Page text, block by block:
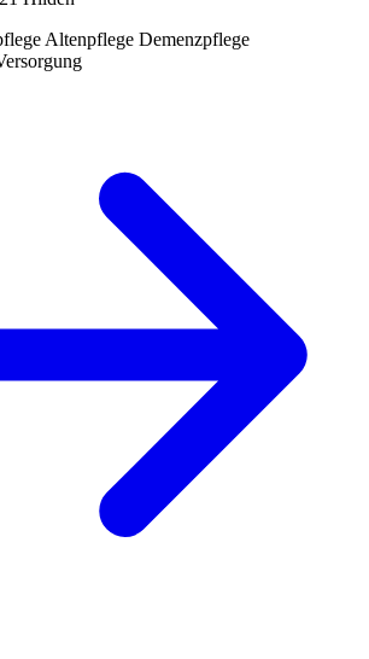
Altenpflege Demenzpflege